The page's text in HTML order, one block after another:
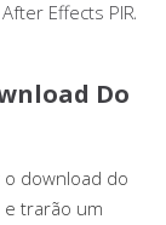
Do
o download do
e trarão um